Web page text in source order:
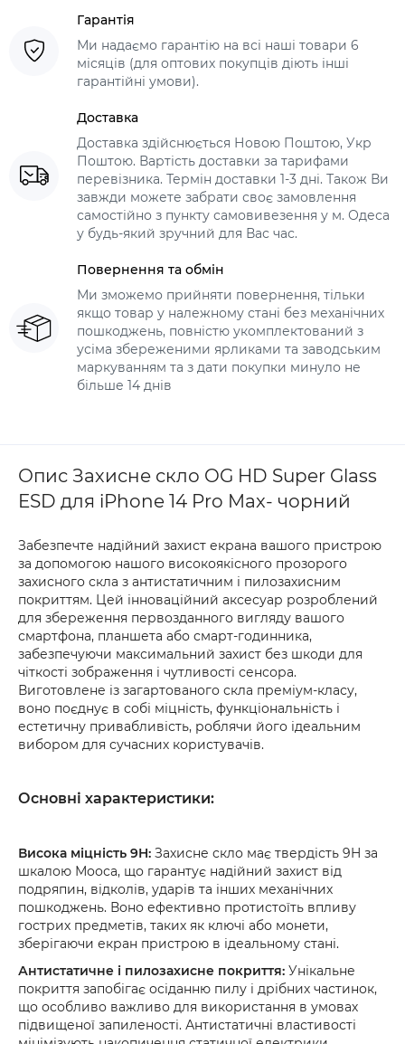
Гарантія
Ми надаємо гарантію на всі наші товари 6
місяців (для оптових покупців діють інші
гарантійні умови).
Доставка
Доставка здійснюється Новою Поштою, Укр
Поштою. Вартість доставки за тарифами
перевізника. Термін доставки 1-3 дні. Також Ви
завжди можете забрати своє замовлення
самостійно з пункту самовивезення у м. Одеса
у будь-який зручний для Вас час.
Повернення та обмін
Ми зможемо прийняти повернення, тільки
якщо товар у належному стані без механічних
пошкоджень, повністю укомплектований з
усіма збереженими ярликами та заводським
маркуванням та з дати покупки минуло не
більше 14 днів
Опис Захисне скло OG HD Super Glass
ESD для iPhone 14 Pro Max- чорний
Забезпечте надійний захист екрана вашого пристрою
за допомогою нашого високоякісного прозорого
захисного скла з антистатичним і пилозахисним
покриттям. Цей інноваційний аксесуар розроблений
для збереження первозданного вигляду вашого
смартфона, планшета або смарт-годинника,
забезпечуючи максимальний захист без шкоди для
чіткості зображення і чутливості сенсора.
Виготовлене із загартованого скла преміум-класу,
воно поєднує в собі міцність, функціональність і
естетичну привабливість, роблячи його ідеальним
вибором для сучасних користувачів.
Основні характеристики:
Висока міцність 9H: Захисне скло має твердість 9H за
шкалою Мооса, що гарантує надійний захист від
подряпин, відколів, ударів та інших механічних
пошкоджень. Воно ефективно протистоїть впливу
гострих предметів, таких як ключі або монети,
зберігаючи екран пристрою в ідеальному стані.
Антистатичне і пилозахисне покриття: Унікальне
покриття запобігає осіданню пилу і дрібних частинок,
що особливо важливо для використання в умовах
підвищеної запиленості. Антистатичні властивості